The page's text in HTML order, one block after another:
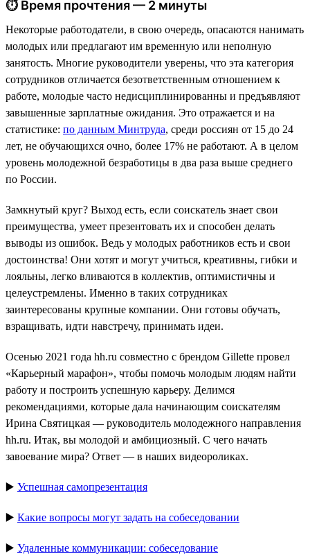
⏱ Время прочтения — 2 минуты
Некоторые работодатели, в свою очередь, опасаются нанимать
молодых или предлагают им временную или неполную
занятость. Многие руководители уверены, что эта категория
сотрудников отличается безответственным отношением к
работе, молодые часто недисциплинированны и предъявляют
завышенные зарплатные ожидания. Это отражается и на
статистике: по данным Минтруда, среди россиян от 15 до 24
лет, не обучающихся очно, более 17% не работают. А в целом
уровень молодежной безработицы в два раза выше среднего
по России.
Замкнутый круг? Выход есть, если соискатель знает свои
преимущества, умеет презентовать их и способен делать
выводы из ошибок. Ведь у молодых работников есть и свои
достоинства! Они хотят и могут учиться, креативны, гибки и
лояльны, легко вливаются в коллектив, оптимистичны и
целеустремлены. Именно в таких сотрудниках
заинтересованы крупные компании. Они готовы обучать,
взращивать, идти навстречу, принимать идеи.
Осенью 2021 года hh.ru совместно с брендом Gillette провел
«Карьерный марафон», чтобы помочь молодым людям найти
работу и построить успешную карьеру. Делимся
рекомендациями, которые дала начинающим соискателям
Ирина Святицкая — руководитель молодежного направления
hh.ru. Итак, вы молодой и амбициозный. С чего начать
завоевание мира? Ответ — в наших видеороликах.
▶️ Успешная самопрезентация
▶️ Какие вопросы могут задать на собеседовании
▶️ Удаленные коммуникации: собеседование